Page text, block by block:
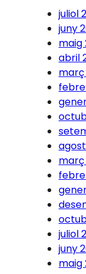
juliol
juny
maig
abril
març
març
juliol
juny
maig